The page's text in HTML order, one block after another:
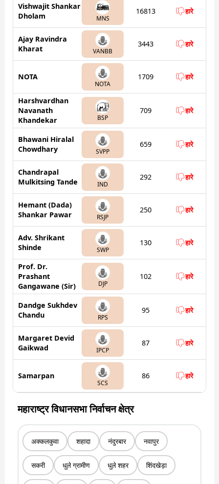
Vishwajit Shankar
Dholam
MNS
16813 हारे
Ajay Ravindra
Kharat
VANBB
3443 हारे
NOTA
NOTA
1709 हारे
Harshvardhan
Navanath
Khandekar
BSP
709 हारे
Bhawani Hiralal
Chowdhary
SVPP
659 हारे
Chandrapal
Mulkitsing Tande
IND
292 हारे
Hemant (Dada)
Shankar Pawar
RSJP
250 हारे
Adv. Shrikant
Shinde
SWP
130 हारे
Prof. Dr.
Prashant
Gangawane (Sir)
DJP
102 हारे
Dandge Sukhdev
Chandu
RPS
95 हारे
Margaret Devid
Gaikwad
IPCP
87 हारे
Samarpan
SCS
86 हारे
महाराष्ट्र विधानसभा निर्वाचन क्षेत्र
अक्कलकुवा शहादा नंदुरबार नवापुर
सकरी धुले ग्रामीण धुले शहर शिंदखेड़ा